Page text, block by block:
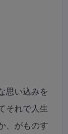
思い込みを
それで人生
、がものす